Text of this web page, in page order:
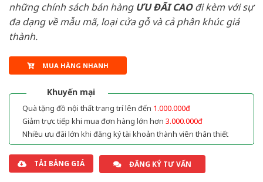
những chính sách bán hàng ƯU ĐÃI CAOđi kèm với sự
đa dạng về mẫu mã, loại cửa gỗ và cả phân khúc giá
thành.
MUA HÀNG NHANH
Khuyến mại
Quà tặng đồ nội thất trang trí lên đến 1.000.000đ
Giảm trực tiếp khi mua đơn hàng lớn hơn 3.000.000đ
Nhiều ưu đãi lớn khi đăng ký tài khoản thành viên thân thiết
TẢI BẢNG GIÁ ĐĂNG KÝ TƯ VẤN